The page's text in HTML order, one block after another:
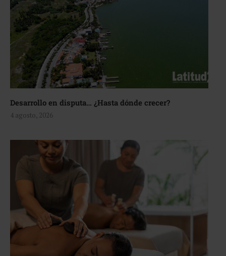
Desarrollo en disputa… ¿Hasta dónde crecer?
4 agosto, 2026